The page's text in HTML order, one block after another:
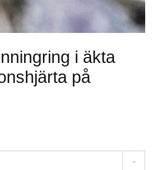
i äkta
på